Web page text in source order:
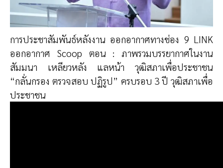
การประชาสัมพันธ์หลังงาน ออกอากาศทางช่อง 9 LINK
ออกอากาศ Scoop ตอน : ภาพรวมบรรยากาศในงาน
สัมมนา เหลียวหลัง แลหน้า วุฒิสภาเพื่อประชาชน
“กลั่นกรอง ตรวจสอบ ปฏิรูป” ครบรอบ 3 ปี วุฒิสภาเพื่อ
ประชาชน